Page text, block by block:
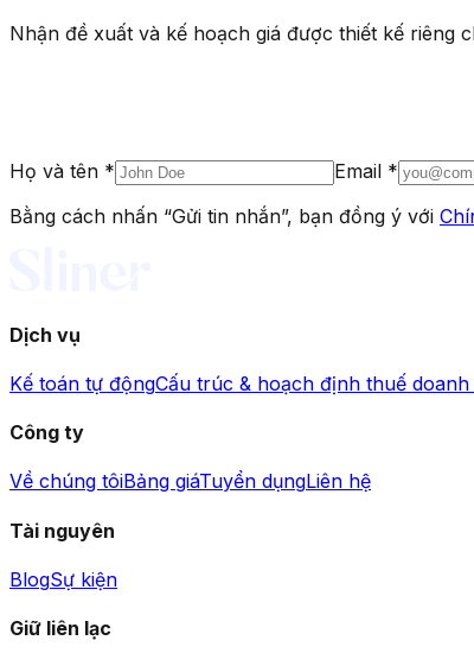
Nhận đề xuất và kế hoạch giá được thiết kế riêng
Họ và tên * Email *
Bằng cách nhấn “Gửi tin nhắn”, bạn đồng ý với
Dịch vụ
Kế toán tự độngCấu trúc & hoạch định thuế doanh
Công ty
Về chúng tôiBảng giáTuyển dụngLiên hệ
Tài nguyên
BlogSự kiện
Giữ liên lạc